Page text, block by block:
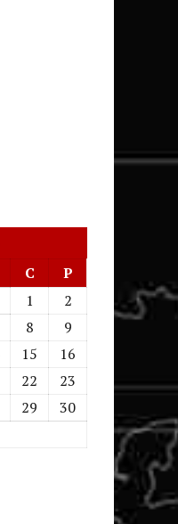
C
P
1
2
8
9
15
16
22
23
29
30